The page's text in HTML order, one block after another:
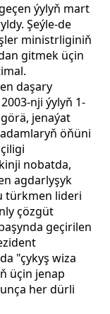
ýylyň mart
Şeýle-de
ministrliginiň
gitmek üçin
daşary
nji ýylyň 1-
jenaýat
öňüni
nobatda,
agdarlyşyk
türkmen lideri
çözgüt
geçirilen
"çykyş wiza
üçin jenap
her dürli